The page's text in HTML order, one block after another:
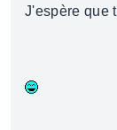
J'espère que